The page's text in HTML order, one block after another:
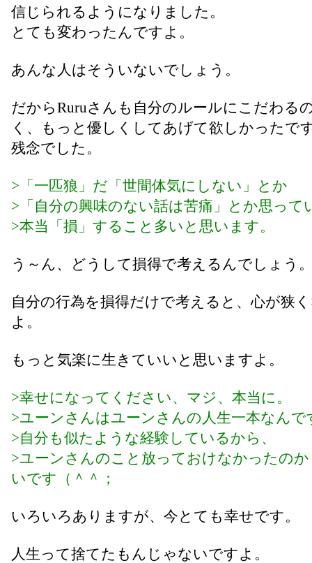
信じられるようになりました。
とても変わったんですよ。
あんな人はそういないでしょう。
だからRuruさんも自分のルールにこだわる
く、もっと優しくしてあげて欲しかったで
残念でした。
>「一匹狼」だ「世間体気にしない」とか
>「自分の興味のない話は苦痛」とか思って
>本当「損」すること多いと思います。
う～ん、どうして損得で考えるんでしょう
自分の行為を損得だけで考えると、心が狭
よ。
もっと気楽に生きていいと思いますよ。
>幸せになってください、マジ、本当に。
>ユーンさんはユーンさんの人生一本なんで
>自分も似たような経験しているから、
>ユーンさんのこと放っておけなかったの
いです（＾＾；
いろいろありますが、今とても幸せです。
人生って捨てたもんじゃないですよ。